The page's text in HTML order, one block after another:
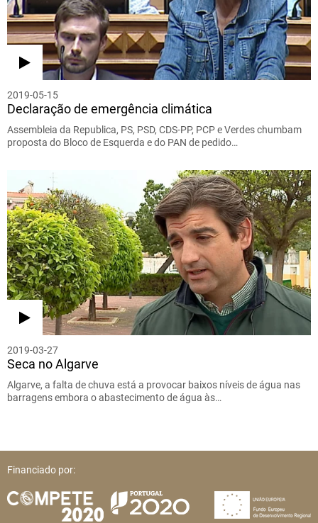
2019-05-15
Declaração de emergência climática
Assembleia da Republica, PS, PSD, CDS-PP, PCP e Verdes chumbam
proposta do Bloco de Esquerda e do PAN de pedido…
2019-03-27
Seca no Algarve
Algarve, a falta de chuva está a provocar baixos níveis de água nas
barragens embora o abastecimento de água às…
Financiado por: